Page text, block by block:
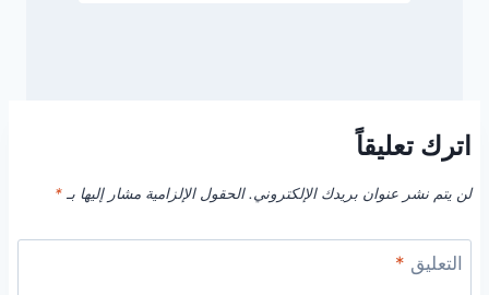
اترك تعليقاً
لن يتم نشر عنوان بريدك الإلكتروني. الحقول الإلزامية مشار إليها بـ *
التعليق *